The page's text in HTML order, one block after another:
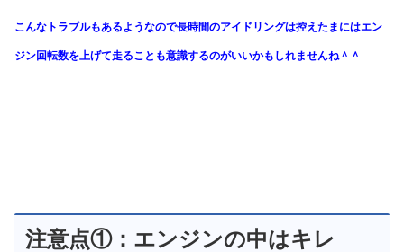
こんなトラブルもあるようなので長時間のアイドリングは控え たまにはエン
ジン回転数を上げて走ることも意識するのがいいかもしれませんね＾＾
注意点①：エンジンの中はキレ